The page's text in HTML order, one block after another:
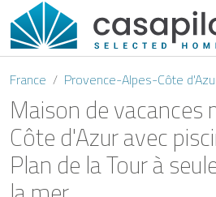
DE EN ES
Petit-déjeuner
France Provence-Alpes-Côte
Maison de vacances
Côte d'Azur avec
Plan de la Tour à